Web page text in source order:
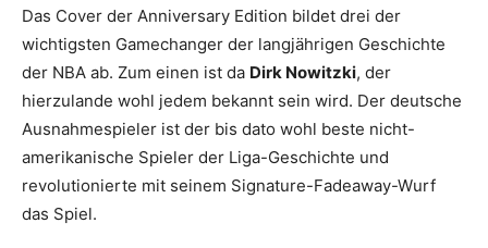
Das Cover der Anniversary Edition bildet drei der
wichtigsten Gamechanger der langjährigen Geschichte
der NBA ab. Zum einen ist da Dirk Nowitzki, der
hierzulande wohl jedem bekannt sein wird. Der deutsche
Ausnahmespieler ist der bis dato wohl beste nicht-
amerikanische Spieler der Liga-Geschichte und
revolutionierte mit seinem Signature-Fadeaway-Wurf
das Spiel.